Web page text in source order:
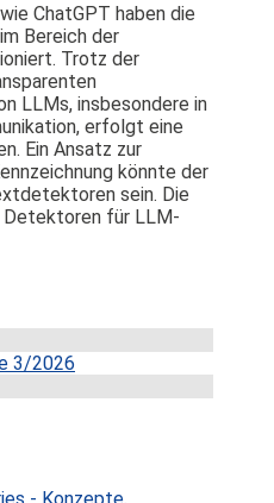
ChatGPT haben die
Bereich der
Trotz der
LLMs, insbesondere in
erfolgt eine
Ein Ansatz zur
könnte der
sein. Die
Detektoren für LLM-